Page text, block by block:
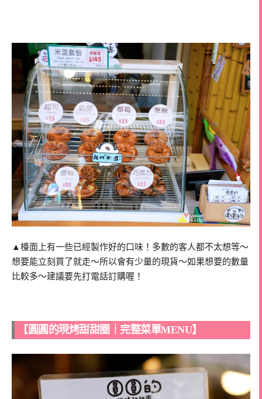
▲檯面上有一些已經製作好的口味！多數的客人都不太想等～
想要能立刻買了就走～所以會有少量的現貨～如果想要的數量
比較多～建議要先打電話訂購喔！
【圓圓的現烤甜甜圈｜完整菜單MENU】